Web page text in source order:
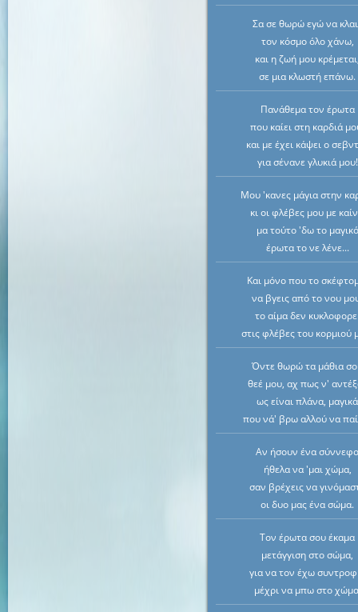
Σα σε θωρώ εγώ να
τον κόσμο όλο χάνω,
και η ζωή μου
σε μια κλωστή επάνω.
Πανάθεμα τον έρωτα
που καίει στη καρδιά
και με έχει κάψει ο
για σένανε γλυκιά μου!
Μου 'κανες μάγια στην
κι οι φλέβες μου με
μα τούτο 'δω το μαγικό
έρωτα το νε λένε...
Και μόνο που το
να βγεις από το νου
το αίμα δεν
στις φλέβες του κορμιού
Όντε θωρώ τα μάθια
θεέ μου, αχ πως ν'
ως είναι πλάνα, μαγικά
που νά' βρω αλλού να
Αν ήσουν ένα
ήθελα να 'μαι χώμα,
σαν βρέχεις να
οι δυο μας ένα σώμα.
Τον έρωτα σου έκαμα
μετάγγιση στο σώμα,
για να τον έχω
μέχρι να μπω στο